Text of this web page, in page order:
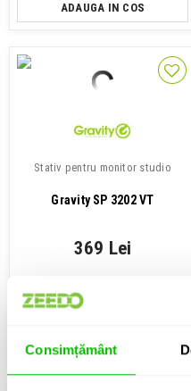
Consimțământ
ADAUGA IN COS
Stativ pentru monitor studio
Gravity SP 3202 VT
369 Lei
ADAUGA IN COS